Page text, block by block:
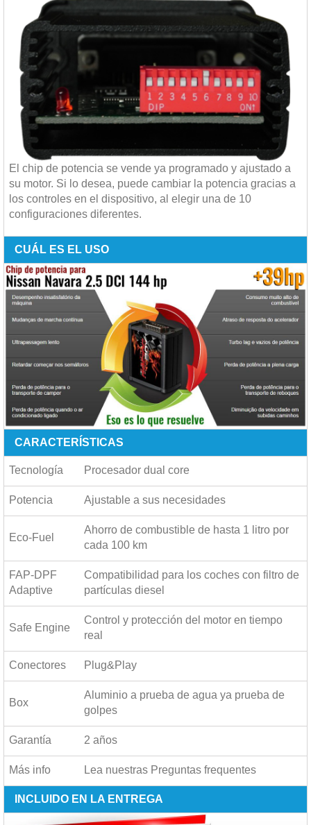
El chip de potencia se vende ya programado y ajustado a
su motor. Si lo desea, puede cambiar la potencia gracias a
los controles en el dispositivo, al elegir una de 10
configuraciones diferentes.
CUÁL ES EL USO
CARACTERÍSTICAS
Tecnología Procesador dual core
Potencia Ajustable a sus necesidades
Eco-Fuel
Ahorro de combustible de hasta 1 litro por
cada 100 km
FAP-DPF
Adaptive
Compatibilidad para los coches con filtro de
partículas diesel
Safe Engine
Control y protección del motor en tiempo
real
Conectores Plug&Play
Box
Aluminio a prueba de agua ya prueba de
golpes
Garantía 2 años
Más info Lea nuestras Preguntas frequentes
INCLUIDO EN LA ENTREGA